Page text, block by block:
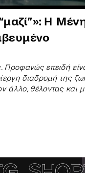
Η
Προφανώς επειδή
διαδρομή της
άλλο, θέλοντας και